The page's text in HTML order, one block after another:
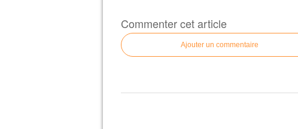
Commenter cet article
Ajouter un commentaire